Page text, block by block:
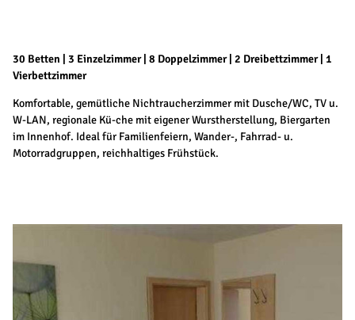
30 Betten | 3 Einzelzimmer | 8 Doppelzimmer | 2 Dreibettzimmer | 1
Vierbettzimmer
Komfortable, gemütliche Nichtraucherzimmer mit Dusche/WC, TV u.
W-LAN, regionale Kü-che mit eigener Wurstherstellung, Biergarten
im Innenhof. Ideal für Familienfeiern, Wander-, Fahrrad- u.
Motorradgruppen, reichhaltiges Frühstück.